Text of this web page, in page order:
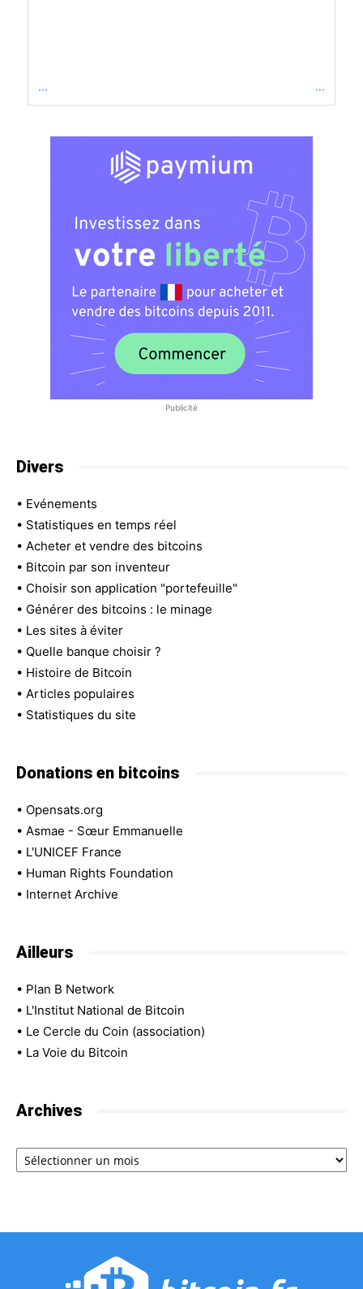
... ...
Publicité
Divers
• Evénements
• Statistiques en temps réel
• Acheter et vendre des bitcoins
• Bitcoin par son inventeur
• Choisir son application "portefeuille"
• Générer des bitcoins : le minage
• Les sites à éviter
• Quelle banque choisir ?
• Histoire de Bitcoin
• Articles populaires
• Statistiques du site
Donations en bitcoins
• Opensats.org
• Asmae - Sœur Emmanuelle
• L'UNICEF France
• Human Rights Foundation
• Internet Archive
Ailleurs
• Plan B Network
• L'Institut National de Bitcoin
• Le Cercle du Coin (association)
• La Voie du Bitcoin
Archives
Archives